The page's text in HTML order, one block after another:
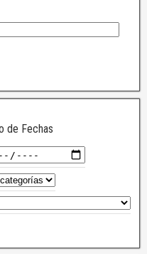
de Fechas